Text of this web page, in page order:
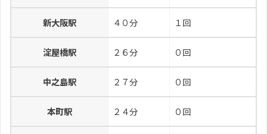
新大阪駅 ４０分 １回
淀屋橋駅 ２６分 ０回
中之島駅 ２７分 ０回
本町駅 ２４分 ０回